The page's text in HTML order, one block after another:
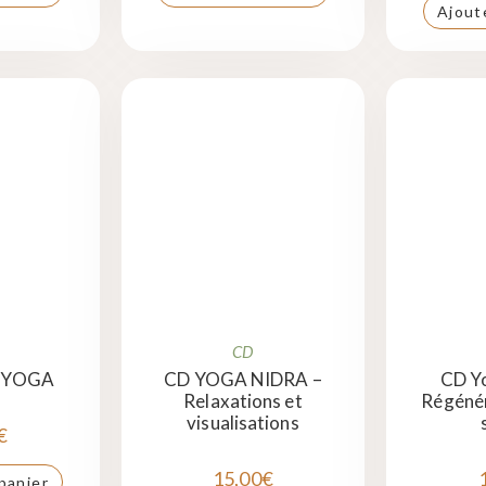
CD
CD YOGA NIDRA –
Relaxations et
visualisations
15,00€
CD